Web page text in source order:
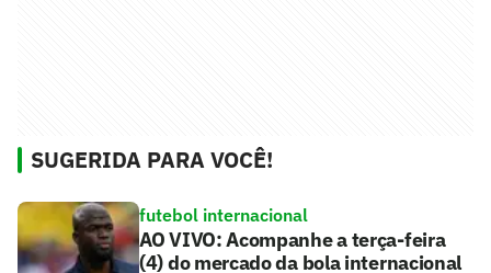
SUGERIDA PARA VOCÊ!
futebol internacional
AO VIVO: Acompanhe a terça-feira
(4) do mercado da bola internacional